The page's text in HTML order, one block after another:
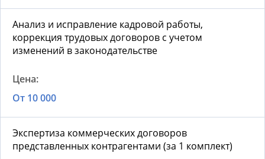
Анализ и исправление кадровой работы,
коррекция трудовых договоров с учетом
изменений в законодательстве
От 10 000
Экспертиза коммерческих договоров
представленных контрагентами (за 1 комплект)